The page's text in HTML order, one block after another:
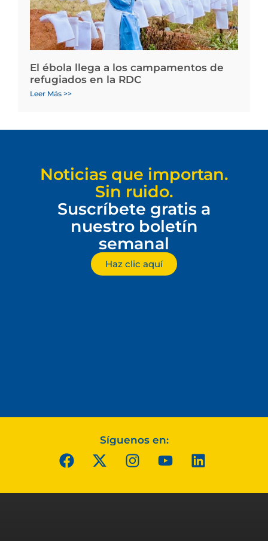
El ébola llega a los campamentos de
refugiados en la RDC
Leer Más >>
Noticias que importan.
Sin ruido.
Suscríbete gratis a
nuestro boletín
semanal
Haz clic aquí
Síguenos en: